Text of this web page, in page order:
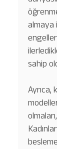
almaya
engeller
sahip
Ayrıca,